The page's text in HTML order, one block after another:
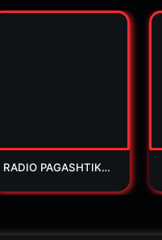
RADIO PAGASHTIKO